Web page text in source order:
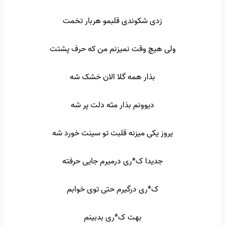
زدی شکوندی قلبمو هربار تخمت
ولی هیچ وقت نمیزنم من که حرف پشتت
بذار همه گلا الان خشک شه
دیوونم بذار مثه دلت پر شه
یروز یکی میزنه قلبت تو سینت خورد شه
جدیدا ک*ری درمیرم جایی حرفته
ک*ری درگیرم حتی توی خوابم
بهت ک*ری بدبینم